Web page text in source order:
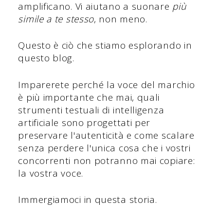
amplificano. Vi aiutano a suonare più
simile a te stesso, non meno.
Questo è ciò che stiamo esplorando in
questo blog.
Imparerete perché la voce del marchio
è più importante che mai, quali
strumenti testuali di intelligenza
artificiale sono progettati per
preservare l'autenticità e come scalare
senza perdere l'unica cosa che i vostri
concorrenti non potranno mai copiare:
la vostra voce.
Immergiamoci in questa storia.